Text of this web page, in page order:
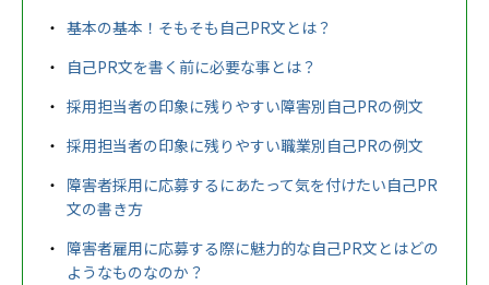
基本の基本！そもそも自己PR文とは？
自己PR文を書く前に必要な事とは？
採用担当者の印象に残りやすい障害別自己PRの例文
採用担当者の印象に残りやすい職業別自己PRの例文
障害者採用に応募するにあたって気を付けたい自己PR
文の書き方
障害者雇用に応募する際に魅力的な自己PR文とはどの
ようなものなのか？
メニューを閉じる